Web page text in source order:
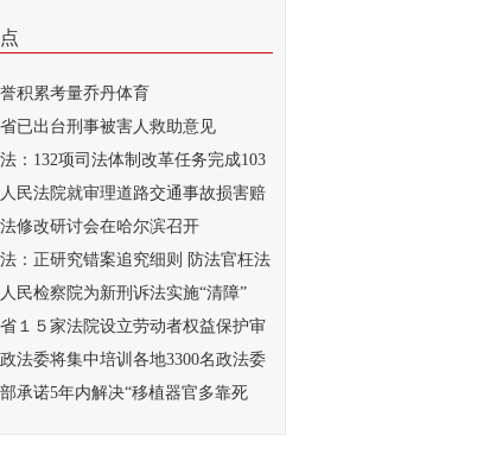
积累考量乔丹体育
已出台刑事被害人救助意见
：132项司法体制改革任务完成103
民法院就审理道路交通事故损害赔
修改研讨会在哈尔滨召开
：正研究错案追究细则 防法官枉法
民检察院为新刑诉法实施“清障”
１５家法院设立劳动者权益保护审
法委将集中培训各地3300名政法委
承诺5年内解决“移植器官多靠死